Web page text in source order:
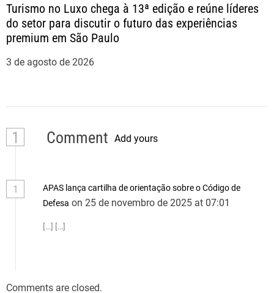
Turismo no Luxo chega à 13ª edição e reúne líderes
do setor para discutir o futuro das experiências
premium em São Paulo
3 de agosto de 2026
1 Comment Add yours
1
APAS lança cartilha de orientação sobre o Código de
Defesa on 25 de novembro de 2025 at 07:01
[…] […]
Comments are closed.